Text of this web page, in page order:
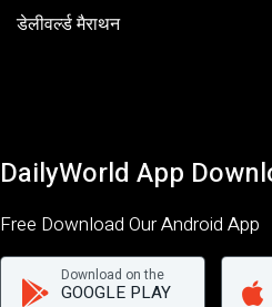
डेलीवर्ल्ड मैराथन
DailyWorld App
Free Download Our Android App
Download on the
GOOGLE PLAY